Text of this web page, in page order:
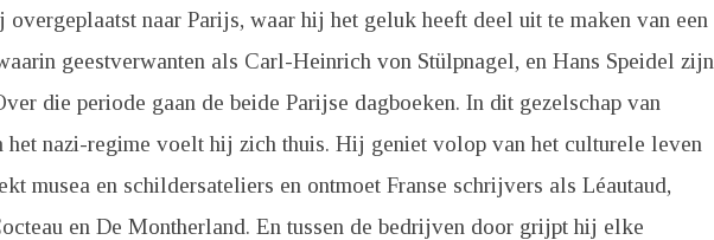
naar Parijs, waar hij het geluk heeft deel uit te maken van een
geestverwanten als Carl-Heinrich von Stülpnagel, en Hans Speidel zijn
die periode gaan de beide Parijse dagboeken. In dit gezelschap van
het nazi-regime voelt hij zich thuis. Hij geniet volop van het culturele leven
musea en schildersateliers en ontmoet Franse schrijvers als Léautaud,
en De Montherland. En tussen de bedrijven door grijpt hij elke